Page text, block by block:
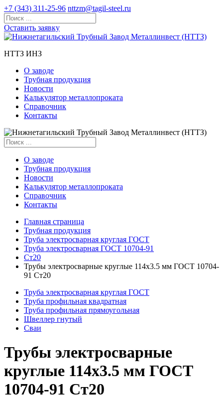
+7 (343) 311-25-96 nttzm@tagil-steel.ru
Оставить заявку
НТТЗ ИНЗ
О заводе
Трубная продукция
Новости
Калькулятор металлопроката
Справочник
Контакты
О заводе
Трубная продукция
Новости
Калькулятор металлопроката
Справочник
Контакты
Главная страница
Трубная продукция
Труба электросварная круглая ГОСТ
Труба электросварная ГОСТ 10704-91
Ст20
Трубы электросварные круглые 114x3.5 мм ГОСТ 10704-
91 Ст20
Труба электросварная круглая ГОСТ
Труба профильная квадратная
Труба профильная прямоугольная
Швеллер гнутый
Сваи
Трубы электросварные
круглые 114x3.5 мм ГОСТ
10704-91 Ст20